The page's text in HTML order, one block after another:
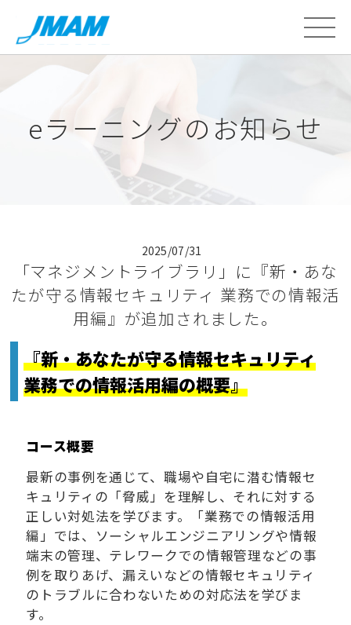
eラーニングのお知らせ
2025/07/31
「マネジメントライブラリ」に『新・あな
たが守る情報セキュリティ 業務での情報活
用編』が追加されました。
『新・あなたが守る情報セキュリティ
業務での情報活用編の概要』
コース概要
最新の事例を通じて、職場や自宅に潜む情報セ
キュリティの「脅威」を理解し、それに対する
正しい対処法を学びます。「業務での情報活用
編」では、ソーシャルエンジニアリングや情報
端末の管理、テレワークでの情報管理などの事
例を取りあげ、漏えいなどの情報セキュリティ
のトラブルに合わないための対応法を学びま
す。